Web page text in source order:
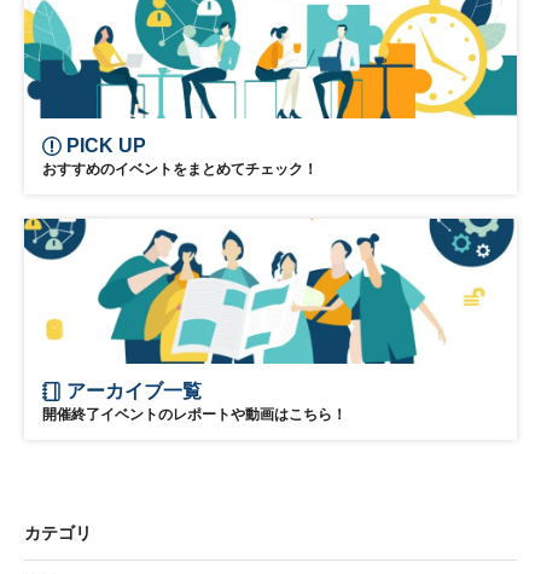
PICK UP
おすすめのイベントをまとめてチェック！
アーカイブ一覧
開催終了イベントのレポートや動画はこちら！
カテゴリ